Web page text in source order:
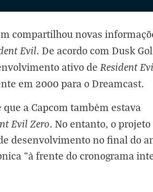
compartilhou novas
Evil. De acordo com Dusk
ativo de Resident
em 2000 para o Dreamcast.
a Capcom também estava
Evil Zero. No entanto, o
desenvolvimento no final do
“à frente do cronograma